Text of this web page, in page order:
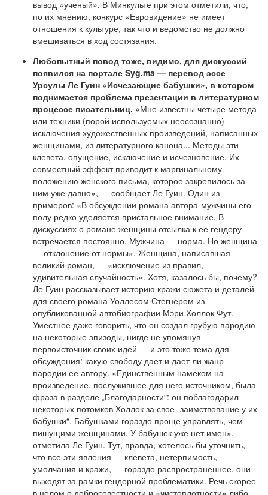
вывод «ученый». В Минкульте при этом отметили, что,
по их мнению, конкурс «Евровидение» не имеет
отношения к культуре, так что и ведомство не должно
вмешиваться в ход состязания.
Любопытный повод тоже, видимо, для дискуссий
появился на портале Syg.ma — перевод эссе
Урсулы Ле Гуин «Исчезающие бабушки», в котором
поднимается проблема презентации в литературном
процессе писательниц. «Мне известны четыре метода
или техники (порой используемых неосознанно)
исключения художественных произведений, написанных
женщинами, из литературного канона... Методы эти —
клевета, опущение, исключение и исчезновение. Их
совместный эффект приводит к маргинальному
положению женского письма, которое закрепилось за
ним уже давно», — сообщает Ле Гуин. Один из
примеров: «В обсуждении романа автора-мужчины его
полу редко уделяется пристальное внимание. В
дискуссиях о романе женщины отсылка к ее гендеру
встречается постоянно. Мужчина — норма. Но женщина
— отклонение от нормы». Женщина, написавшая
великий роман, — «исключение из правил,
удивительная случайность». Хотя, казалось бы, почему?
Ле Гуин рассказывает историю кражи сюжета и деталей
для своего романа Уоллесом Стегнером из
опубликованной автобиографии Мэри Холлок Фут.
Уместнее даже говорить, что он создал грубую пародию
на некоторые эпизоды, нигде не упомянув
первоисточник своих идей — и это тоже тема для
обсуждения: какую свободу дает и дает ли жанр
пародии ее автору. «Единственным намеком на
произведение, послужившее для него источником, была
фраза в разделе „Благодарности“: он поблагодарил
некоторых потомков Холлок за свое „заимствование у их
бабушки“. Бабушками гораздо проще управлять, чем
пишущими женщинами. У бабушек уже нет имен», —
отметила Ле Гуин. Тут, правда, хотелось бы уточнить,
что все эти явления — клевета, нетерпимость,
умолчания и кражи, — гораздо распространеннее, они
выходят за рамки гендерной проблематики. Речь скорее
в целом о добросовестности и «чистоплотности» либо